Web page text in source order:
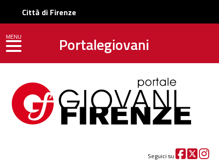
Città di Firenze
Portalegiovani
Seguici su
MENU
toggle navigation